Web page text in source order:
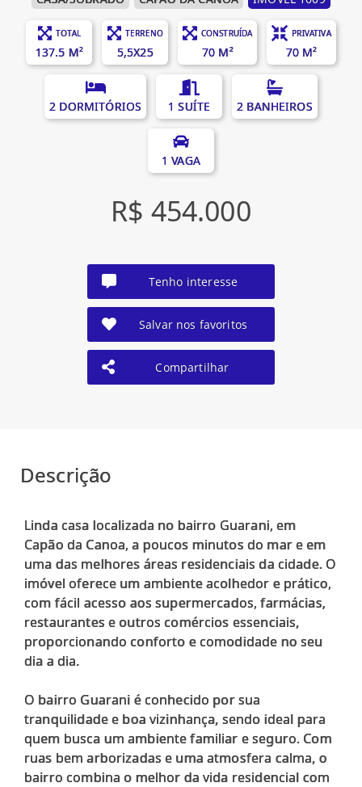
TOTAL
137.5 M²
TERRENO
5,5X25
CONSTRUÍDA
70 M²
PRIVATIVA
70 M²
2 DORMITÓRIOS 1 SUÍTE 2 BANHEIROS
1 VAGA
R$ 454.000
Tenho interesse
Salvar nos favoritos
Compartilhar
Descrição
Linda casa localizada no bairro Guarani, em
Capão da Canoa, a poucos minutos do mar e em
uma das melhores áreas residenciais da cidade. O
imóvel oferece um ambiente acolhedor e prático,
com fácil acesso aos supermercados, farmácias,
restaurantes e outros comércios essenciais,
proporcionando conforto e comodidade no seu
dia a dia.
O bairro Guarani é conhecido por sua
tranquilidade e boa vizinhança, sendo ideal para
quem busca um ambiente familiar e seguro. Com
ruas bem arborizadas e uma atmosfera calma, o
bairro combina o melhor da vida residencial com